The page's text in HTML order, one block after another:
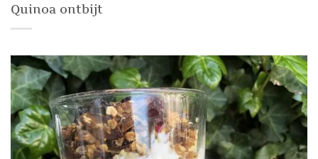
Quinoa ontbijt